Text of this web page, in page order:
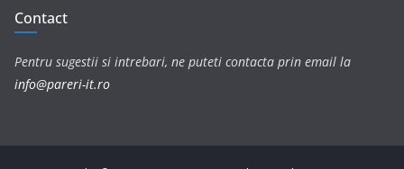
Contact
Pentru sugestii si intrebari, ne puteti contacta prin email la
info@pareri-it.ro